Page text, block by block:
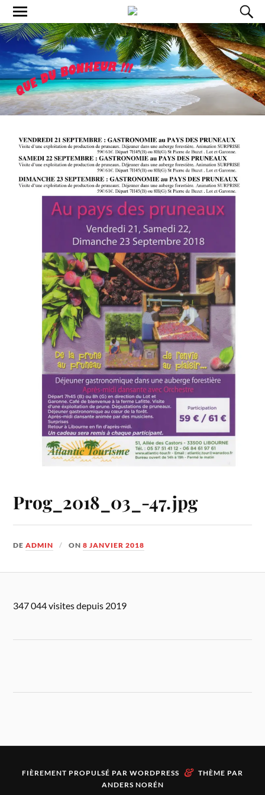
Prog_2018_03_-47.jpg
DEADMIN ON8 JANVIER 2018
347 044 visites depuis 2019
FIÈREMENT PROPULSÉ PAR WORDPRESS & THÈME PAR
ANDERS NORÉN